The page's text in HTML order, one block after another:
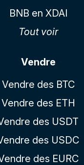
BNB en XDAI
Tout voir
Vendre
Vendre des BTC
Vendre des ETH
des USDT
des USDC
des EURC